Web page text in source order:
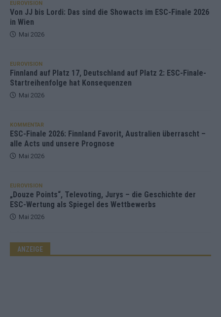
EUROVISION
Von JJ bis Lordi: Das sind die Showacts im ESC-Finale 2026
in Wien
Mai 2026
EUROVISION
Finnland auf Platz 17, Deutschland auf Platz 2: ESC-Finale-
Startreihenfolge hat Konsequenzen
Mai 2026
KOMMENTAR
ESC-Finale 2026: Finnland Favorit, Australien überrascht –
alle Acts und unsere Prognose
Mai 2026
EUROVISION
„Douze Points“, Televoting, Jurys – die Geschichte der
ESC-Wertung als Spiegel des Wettbewerbs
Mai 2026
ANZEIGE